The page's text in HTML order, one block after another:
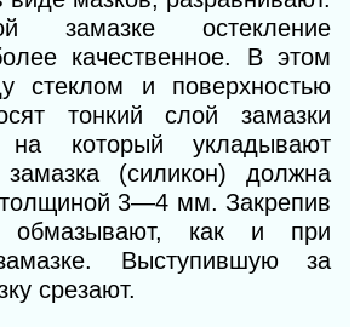
замазке остекление
качественное. В этом
стеклом и поверхностью
тонкий слой замазки
на который укладывают
(силикон) должна
3—4 мм. Закрепив
обмазывают, как и при
Выступившую за
срезают.